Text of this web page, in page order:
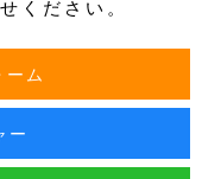
ください。
ーム
ー